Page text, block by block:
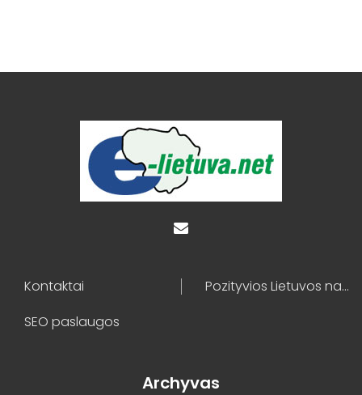
Kontaktai
Pozityvios Lietuvos naujienos
SEO paslaugos
Archyvas